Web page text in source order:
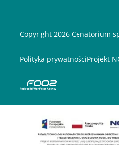
Copyright 2026 Cenatorium
Polityka prywatnościProjekt